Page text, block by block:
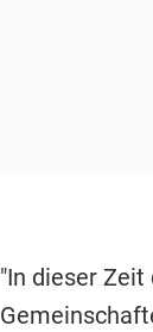
"In dieser